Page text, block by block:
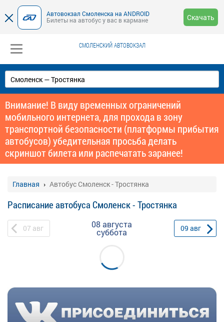
Автовокзал Смоленска на ANDROID
Билеты на автобус у вас в кармане
Скачать
СМОЛЕНСКИЙ АВТОВОКЗАЛ
Внимание! В виду временных ограничений
мобильного интернета, для прохода в зону
транспортной безопасности (платформы прибытия
автобусов) убедительная просьба делать
скриншот билета или распечатать заранее!
Главная Автобус Смоленск - Тростянка
Расписание автобуса Смоленск - Тростянка
07 авг 08 августа
суббота 09 авг